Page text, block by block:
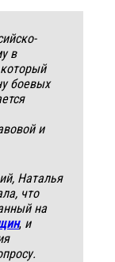
в
боевых
и
Наталья
что
на
, и